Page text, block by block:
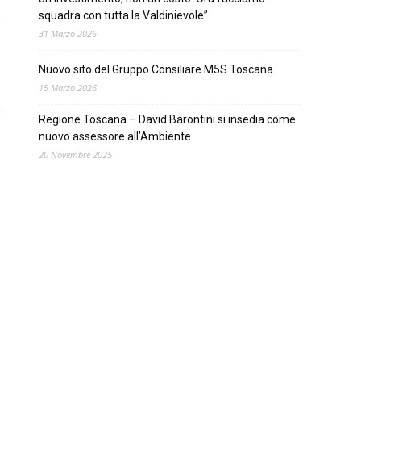
squadra con tutta la Valdinievole”
31 Marzo 2026
Nuovo sito del Gruppo Consiliare M5S Toscana
15 Marzo 2026
Regione Toscana – David Barontini si insedia come
nuovo assessore all’Ambiente
20 Novembre 2025